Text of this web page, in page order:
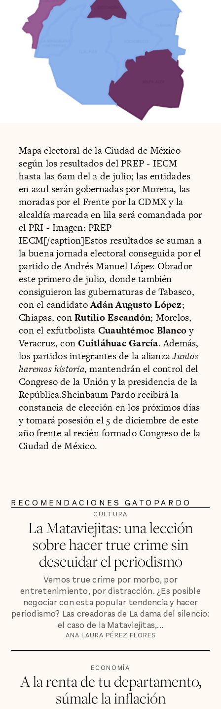
Mapa electoral de la Ciudad de México
según los resultados del PREP - IECM
hasta las 6am del 2 de julio; las entidades
en azul serán gobernadas por Morena, las
moradas por el Frente por la CDMX y la
alcaldía marcada en lila será comandada por
el PRI - Imagen: PREP
IECM[/caption]Estos resultados se suman a
la buena jornada electoral conseguida por el
partido de Andrés Manuel López Obrador
este primero de julio, donde también
consiguieron las gubernaturas de Tabasco,
con el candidatoAdán Augusto López;
Chiapas, conRutilio Escandón; Morelos,
con el exfutbolista Cuauhtémoc Blancoy
Veracruz, conCuitláhuac García. Además,
los partidos integrantes de la alianzaJuntos
haremos historia, mantendrán el control del
Congreso de la Unión y la presidencia de la
República.Sheinbaum Pardo recibirá la
constancia de elección en los próximos días
y tomará posesión el 5 de diciembre de este
año frente al recién formado Congreso de la
Ciudad de México.
RECOMENDACIONES GATOPARDO
CULTURA
La Mataviejitas: una lección
sobre hacer true crime sin
descuidar el periodismo
Vemos true crime por morbo, por
entretenimiento, por distracción. ¿Es posible
negociar con esta popular tendencia y hacer
periodismo? Las creadoras de La dama del silencio:
el caso de la Mataviejitas,...
ANA LAURA PÉREZ FLORES
ECONOMÍA
A la renta de tu departamento,
súmale la inflación